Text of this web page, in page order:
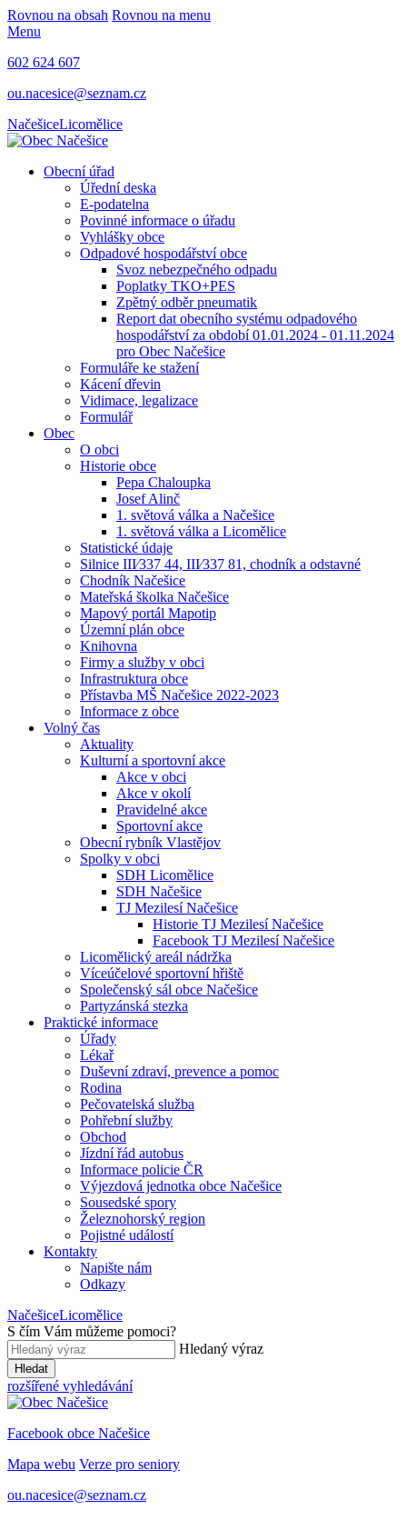
Rovnou na obsah Rovnou na menu
Menu
602 624 607
ou.nacesice@seznam.cz
NačešiceLicomělice
Obecní úřad
Úřední deska
E-podatelna
Povinné informace o úřadu
Vyhlášky obce
Odpadové hospodářství obce
Svoz nebezpečného odpadu
Poplatky TKO+PES
Zpětný odběr pneumatik
Report dat obecního systému odpadového
hospodářství za období 01.01.2024 - 01.11.2024
pro Obec Načešice
Formuláře ke stažení
Kácení dřevin
Vidimace, legalizace
Formulář
Obec
O obci
Historie obce
Pepa Chaloupka
Josef Alinč
1. světová válka a Načešice
1. světová válka a Licomělice
Statistické údaje
Silnice III⁄337 44, III⁄337 81, chodník a odstavné
Chodník Načešice
Mateřská školka Načešice
Mapový portál Mapotip
Územní plán obce
Knihovna
Firmy a služby v obci
Infrastruktura obce
Přístavba MŠ Načešice 2022-2023
Informace z obce
Volný čas
Aktuality
Kulturní a sportovní akce
Akce v obci
Akce v okolí
Pravidelné akce
Sportovní akce
Obecní rybník Vlastějov
Spolky v obci
SDH Licomělice
SDH Načešice
TJ Mezilesí Načešice
Historie TJ Mezilesí Načešice
Facebook TJ Mezilesí Načešice
Licomělický areál nádržka
Víceúčelové sportovní hřiště
Společenský sál obce Načešice
Partyzánská stezka
Praktické informace
Úřady
Lékař
Duševní zdraví, prevence a pomoc
Rodina
Pečovatelská služba
Pohřební služby
Obchod
Jízdní řád autobus
Informace policie ČR
Výjezdová jednotka obce Načešice
Sousedské spory
Železnohorský region
Pojistné událostí
Kontakty
Napište nám
Odkazy
NačešiceLicomělice
S čím Vám můžeme pomoci?
Hledaný výraz
Hledat
rozšířené vyhledávání
Facebook obce Načešice
Mapa webu Verze pro seniory
ou.nacesice@seznam.cz